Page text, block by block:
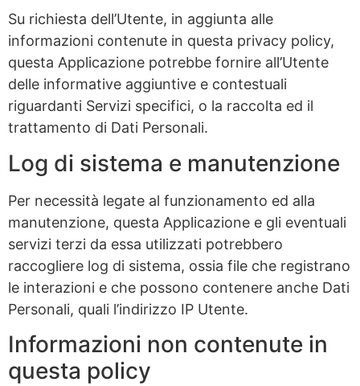
Su richiesta dell’Utente, in aggiunta alle
informazioni contenute in questa privacy policy,
questa Applicazione potrebbe fornire all’Utente
delle informative aggiuntive e contestuali
riguardanti Servizi specifici, o la raccolta ed il
trattamento di Dati Personali.
Log di sistema e manutenzione
Per necessità legate al funzionamento ed alla
manutenzione, questa Applicazione e gli eventuali
servizi terzi da essa utilizzati potrebbero
raccogliere log di sistema, ossia file che registrano
le interazioni e che possono contenere anche Dati
Personali, quali l’indirizzo IP Utente.
Informazioni non contenute in
questa policy